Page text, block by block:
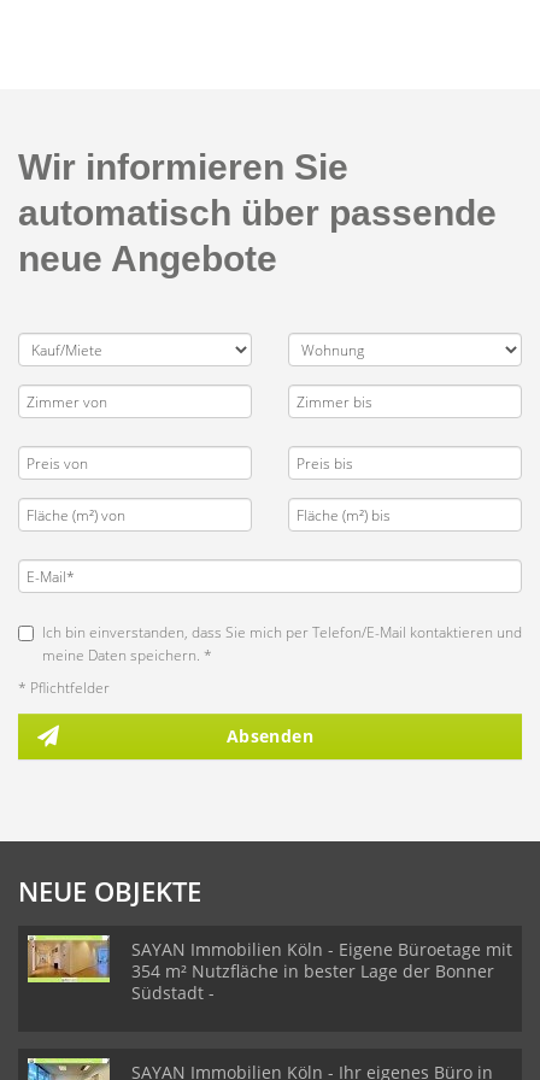
Wir informieren Sie
automatisch über passende
neue Angebote
Ich bin einverstanden, dass Sie mich per Telefon/E-Mail kontaktieren und
meine Daten speichern. *
* Pflichtfelder
Absenden
NEUE OBJEKTE
SAYAN Immobilien Köln - Eigene Büroetage mit
354 m² Nutzfläche in bester Lage der Bonner
Südstadt -
SAYAN Immobilien Köln - Ihr eigenes Büro in